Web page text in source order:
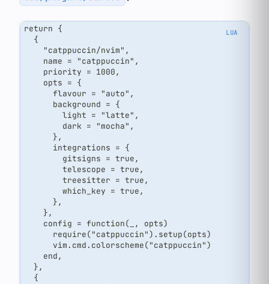
return {
  {
    "catppuccin/nvim",
    name = "catppuccin",
    priority = 1000,
    opts = {
      flavour = "auto",
      background = {
        light = "latte",
        dark = "mocha",
      },
      integrations = {
        gitsigns = true,
        telescope = true,
        treesitter = true,
        which_key = true,
      },
    },
    config = function(_, opts)
      require("catppuccin").setup(opts)
      vim.cmd.colorscheme("catppuccin")
    end,
  },
  {